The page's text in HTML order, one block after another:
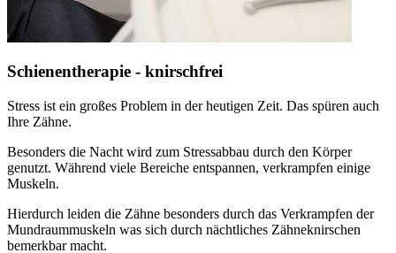
Schienentherapie - knirschfrei
Stress ist ein großes Problem in der heutigen Zeit. Das spüren auch
Ihre Zähne.
Besonders die Nacht wird zum Stressabbau durch den Körper
genutzt. Während viele Bereiche entspannen, verkrampfen einige
Muskeln.
Hierdurch leiden die Zähne besonders durch das Verkrampfen der
Mundraummuskeln was sich durch nächtliches Zähneknirschen
bemerkbar macht.